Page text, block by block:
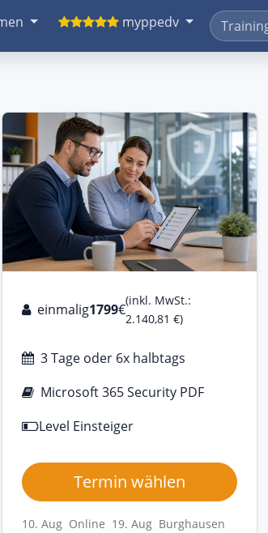
myppedv
einmalig1799€
(inkl. MwSt.:
2.140,81 €)
3 Tage oder 6x halbtags
Microsoft 365 Security PDF
Level Einsteiger
Termin wählen
10. Aug Online 19. Aug Burghausen